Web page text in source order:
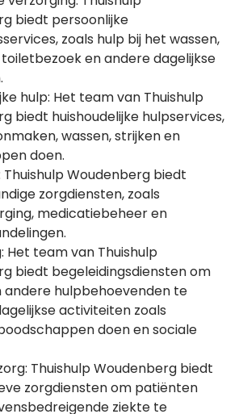
biedt persoonlijke
zoals hulp bij het wassen,
en andere dagelijkse
hulp: Het team van Thuishulp
biedt huishoudelijke hulpservices,
wassen, strijken en
doen.
Woudenberg biedt
zorgdiensten, zoals
medicatiebeheer en
Het team van Thuishulp
biedt begeleidingsdiensten om
andere hulpbehoevenden te
activiteiten zoals
doen en sociale
Thuishulp Woudenberg biedt
zorgdiensten om patiënten
ziekte te